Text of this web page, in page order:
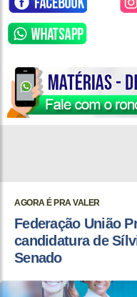
AGORA É PRA VALER
Federação União
candidatura de
Senado